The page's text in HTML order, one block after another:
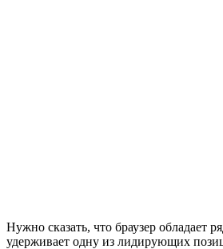
Нужно сказать, что браузер обладает
удерживает одну из лидирующих